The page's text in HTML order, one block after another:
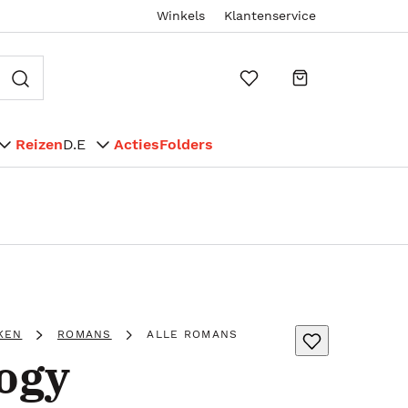
Winkels Klantenservice
ReizenD.E ActiesFolders
ROMANS ALLE ROMANS